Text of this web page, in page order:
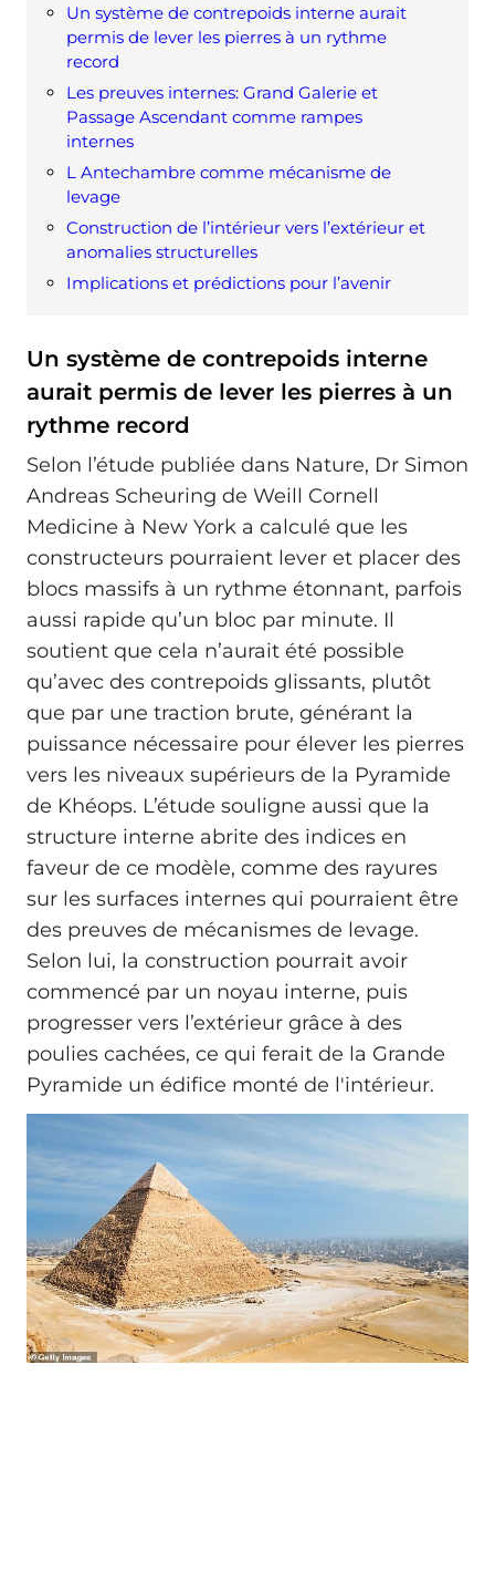
Un système de contrepoids interne aurait
permis de lever les pierres à un rythme
record
Les preuves internes: Grand Galerie et
Passage Ascendant comme rampes
internes
L Antechambre comme mécanisme de
levage
Construction de l’intérieur vers l’extérieur et
anomalies structurelles
Implications et prédictions pour l’avenir
Un système de contrepoids interne
aurait permis de lever les pierres à un
rythme record
Selon l’étude publiée dans Nature, Dr Simon
Andreas Scheuring de Weill Cornell
Medicine à New York a calculé que les
constructeurs pourraient lever et placer des
blocs massifs à un rythme étonnant, parfois
aussi rapide qu’un bloc par minute. Il
soutient que cela n’aurait été possible
qu’avec des contrepoids glissants, plutôt
que par une traction brute, générant la
puissance nécessaire pour élever les pierres
vers les niveaux supérieurs de la Pyramide
de Khéops. L’étude souligne aussi que la
structure interne abrite des indices en
faveur de ce modèle, comme des rayures
sur les surfaces internes qui pourraient être
des preuves de mécanismes de levage.
Selon lui, la construction pourrait avoir
commencé par un noyau interne, puis
progresser vers l’extérieur grâce à des
poulies cachées, ce qui ferait de la Grande
Pyramide un édifice monté de l'intérieur.